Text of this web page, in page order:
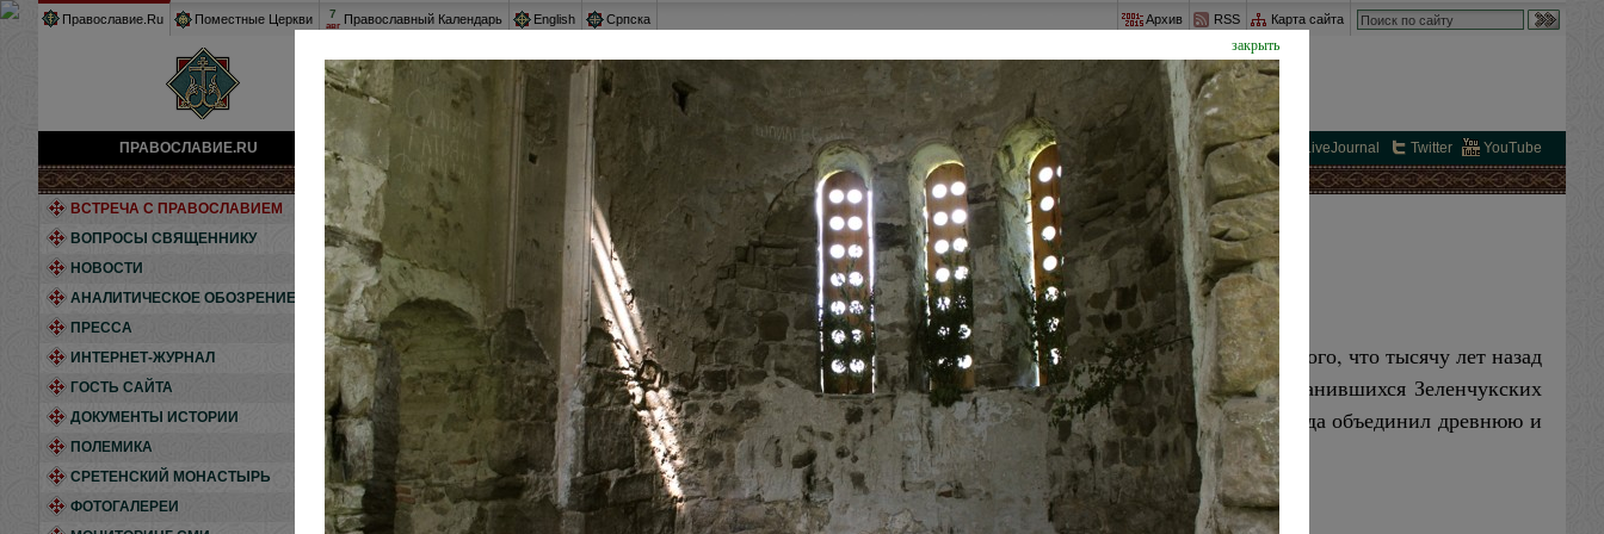
Православие.Ru Поместные Церкви 7
авг Православный Календарь English Српска Архив RSS Карта сайта
ПРАВОСЛАВИЕ.RU Фотогалереи Кавказ, о котором забыли вКонтакте FaceBook LiveJournal Twitter YouTube
ВСТРЕЧА С ПРАВОСЛАВИЕМ
ВОПРОСЫ СВЯЩЕННИКУ
НОВОСТИ
АНАЛИТИЧЕСКОЕ ОБОЗРЕНИЕ
ПРЕССА
ИНТЕРНЕТ-ЖУРНАЛ
ГОСТЬ САЙТА
ДОКУМЕНТЫ ИСТОРИИ
ПОЛЕМИКА
СРЕТЕНСКИЙ МОНАСТЫРЬ
ФОТОГАЛЕРЕИ
КАВКАЗ, О КОТОРОМ ЗАБЫЛИ
Мы привыкли считать Северный Кавказ исконной землей ислама, однако это не так: свидетельства того, что тысячу лет назад
эти земли были православными, находили тут еще в XVIII веке, не говоря уже о прекрасно сохранившихся Зеленчукских
храмах на территории нынешней Карачаево-Черкессии. Маршрут нашего путешествия-крестного года объединил древнюю и
новейшую историю православия на Северном Кавказе.
Крестный ход: из Тырныауза на вершину Тотура
закрыть